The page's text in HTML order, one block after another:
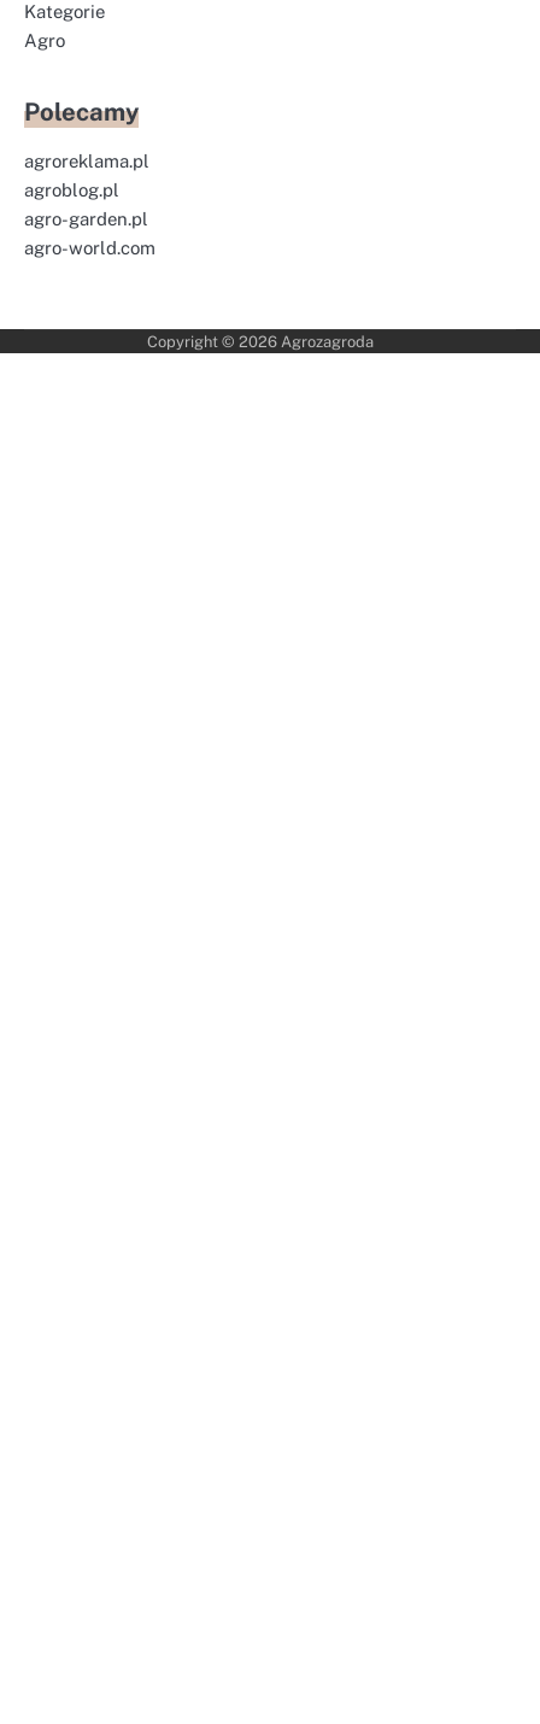
Kategorie
Agro
Polecamy
agroreklama.pl
agroblog.pl
agro-garden.pl
agro-world.com
Copyright © 2026 Agrozagroda